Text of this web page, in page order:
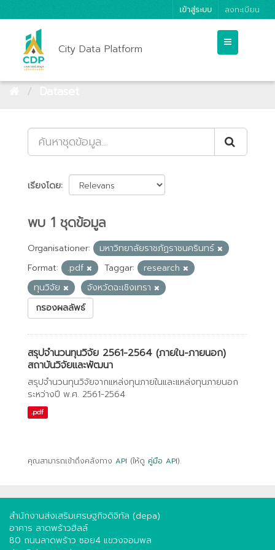
เข้าสู่ระบบ ลงทะเบียน
City Data Platform
เรียงโดย
พบ 1 ชุดข้อมูล
Organisationer:
มหาวิทยาลัยราชภัฏราชนครินทร์
Format:
.pdf Taggar:
research
ทุนวิจัย
จังหวัดฉะเชิงเทรา
กรองผลลัพธ์
สรุปจำนวนทุนวิจัย 2561-2564 (ภายใน-ภายนอก)
สถาบันวิจัยและพัฒนา
สรุปจำนวนทุนวิจัยจากแหล่งทุนภายในและแหล่งทุนภายนอก
ระหว่างปี พ.ศ. 2561-2564
.pdf
คุณสามารถเข้าถึงคลังทาง API (ให้ดู คู่มือ API).
สำนักงานส่งเสริมเศรษฐกิจดิจิทัล (depa)
อาคาร ลาดพร้าวฮิลล์
80 ถนนลาดพร้าว ซอย4 แขวงจอมพล